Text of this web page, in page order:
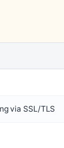
via SSL/TLS